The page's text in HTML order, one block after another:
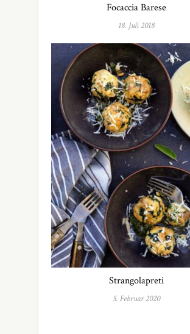
Focaccia Barese
18. Juli 2018
Strangolapreti
5. Februar 2020